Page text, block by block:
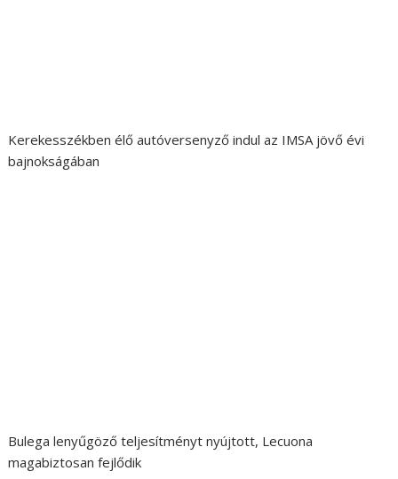
Kerekesszékben élő autóversenyző indul az IMSA jövő évi
bajnokságában
Bulega lenyűgöző teljesítményt nyújtott, Lecuona
magabiztosan fejlődik